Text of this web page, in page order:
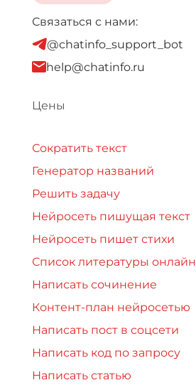
Связаться с нами:
@chatinfo_support_bot
help@chatinfo.ru
Цены
Сократить текст
Генератор названий
Решить задачу
Нейросеть пишущая текст
Нейросеть пишет стихи
Список литературы онлайн
Написать сочинение
Контент-план нейросетью
Написать пост в соцсети
Написать код по запросу
Написать статью